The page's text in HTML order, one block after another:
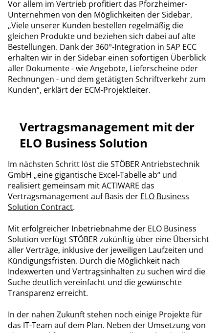
Vor allem im Vertrieb profitiert das Pforzheimer-
Unternehmen von den Möglichkeiten der Sidebar.
„Viele unserer Kunden bestellen regelmäßig die
gleichen Produkte und beziehen sich dabei auf alte
Bestellungen. Dank der 360°-Integration in SAP ECC
erhalten wir in der Sidebar einen sofortigen Überblick
aller Dokumente - wie Angebote, Lieferscheine oder
Rechnungen - und dem getätigten Schriftverkehr zum
Kunden“, erklärt der ECM-Projektleiter.
Vertragsmanagement mit der
ELO Business Solution
Im nächsten Schritt löst die STÖBER Antriebstechnik
GmbH „eine gigantische Excel-Tabelle ab“ und
realisiert gemeinsam mit ACTIWARE das
Vertragsmanagement auf Basis der ELO Business
Solution Contract.
Mit erfolgreicher Inbetriebnahme der ELO Business
Solution verfügt STÖBER zukünftig über eine Übersicht
aller Verträge, inklusive der jeweiligen Laufzeiten und
Kündigungsfristen. Durch die Möglichkeit nach
Indexwerten und Vertragsinhalten zu suchen wird die
Suche deutlich vereinfacht und die gewünschte
Transparenz erreicht.
In der nahen Zukunft stehen noch einige Projekte für
das IT-Team auf dem Plan. Neben der Umsetzung von